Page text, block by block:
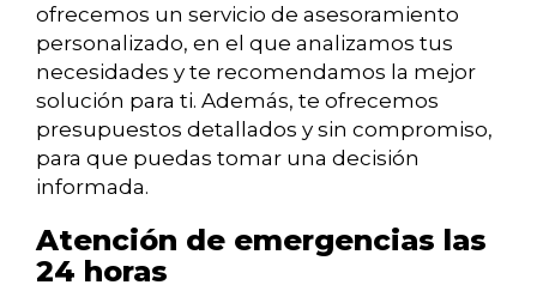
ofrecemos un servicio de asesoramiento
personalizado, en el que analizamos tus
necesidades y te recomendamos la mejor
solución para ti. Además, te ofrecemos
presupuestos detallados y sin compromiso,
para que puedas tomar una decisión
informada.
Atención de emergencias las
24 horas